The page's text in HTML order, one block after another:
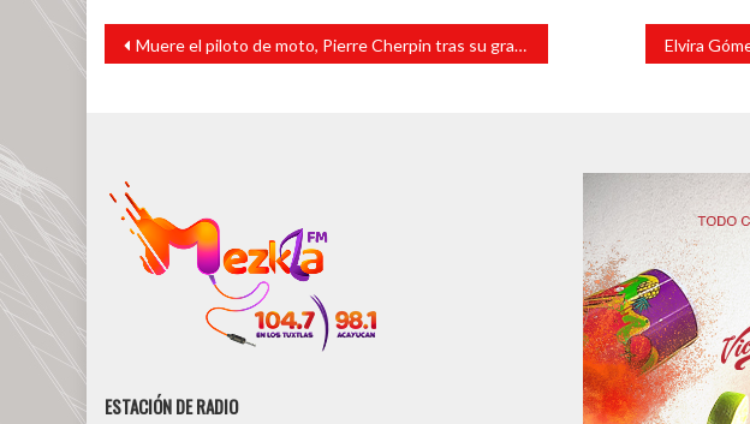
Navegación
entradas
Muere el piloto de moto, Pierre Cherpin tras su grave accidente en el Dakar
ESTACIÓN DE RADIO